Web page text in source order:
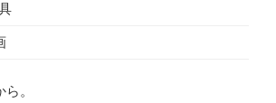
。